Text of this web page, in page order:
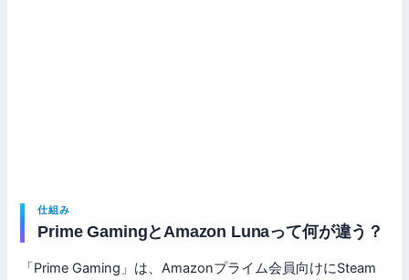
仕組み
Prime GamingとAmazon Lunaって何が違う？
「Prime Gaming」は、Amazonプライム会員向けにSteam